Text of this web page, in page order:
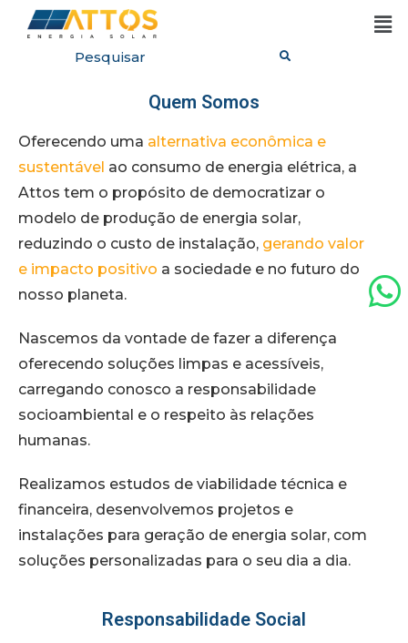
Quem Somos
Oferecendo uma alternativa econômica e
sustentável ao consumo de energia elétrica, a
Attos tem o propósito de democratizar o
modelo de produção de energia solar,
reduzindo o custo de instalação, gerando valor
e impacto positivo a sociedade e no futuro do
nosso planeta.
Nascemos da vontade de fazer a diferença
oferecendo soluções limpas e acessíveis,
carregando conosco a responsabilidade
socioambiental e o respeito às relações
humanas.
Realizamos estudos de viabilidade técnica e
financeira, desenvolvemos projetos e
instalações para geração de energia solar, com
soluções personalizadas para o seu dia a dia.
Responsabilidade Social